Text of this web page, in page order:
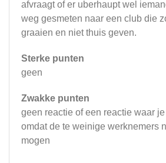
afvraagt of er uberhaupt wel
weg gesmeten naar een club die
graaien en niet thuis geven.
Sterke punten
geen
Zwakke punten
geen reactie of een reactie waar
omdat de te weinige werknemers
mogen